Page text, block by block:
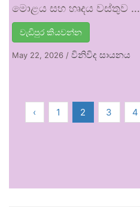
මොළය සහ හෘදය වස්තුව …
වැඩිපුර කියවන්න
May 22, 2026 / විනිවිද සායනය
‹ 1 2 3 4